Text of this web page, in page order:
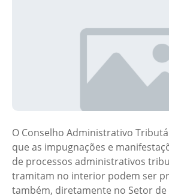
O Conselho Administrativo
que as impugnações e
de processos administrativos
tramitam no interior podem ser
também, diretamente no Setor de